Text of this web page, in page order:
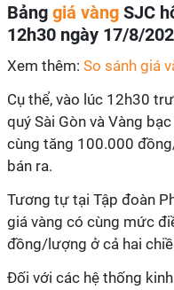
Bảng giá vàng SJC
12h30 ngày 17/8/
Xem thêm: So sánh giá
Cụ thể, vào lúc 12h30
quý Sài Gòn và Vàng
cùng tăng 100.000
bán ra.
Tương tự tại Tập đoàn
giá vàng có cùng mức
đồng/lượng ở cả hai
Đối với các hệ thống